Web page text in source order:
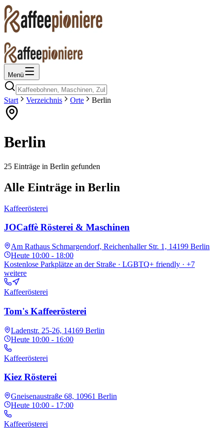
Menü
Start Verzeichnis Orte Berlin
Berlin
25 Einträge in Berlin gefunden
Alle Einträge in Berlin
Kaffeerösterei
JOCaffè Rösterei & Maschinen
Am Rathaus Schmargendorf, Reichenhaller Str. 1, 14199 Berlin
Heute 10:00 - 18:00
Kostenlose Parkplätze an der Straße · LGBTQ+ friendly · +7
weitere
Kaffeerösterei
Tom's Kaffeerösterei
Ladenstr. 25-26, 14169 Berlin
Heute 10:00 - 16:00
Kaffeerösterei
Kiez Rösterei
Gneisenaustraße 68, 10961 Berlin
Heute 10:00 - 17:00
Kaffeerösterei